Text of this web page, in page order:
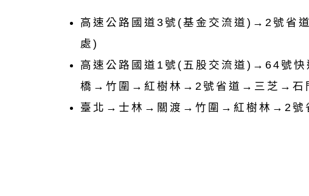
高速公路國道3號(基金交流道)→2號
處)
高速公路國道1號(五股交流道)→64號
橋→竹圍→紅樹林→2號省道→三芝→石
臺北→士林→關渡→竹圍→紅樹林→2號